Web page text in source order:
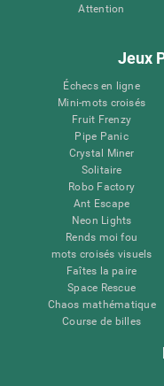
Attention
Jeux
Échecs en ligne
Mini-mots croisés
Fruit Frenzy
Pipe Panic
Crystal Miner
Solitaire
Robo Factory
Ant Escape
Neon Lights
Rends moi fou
mots croisés visuels
Faîtes la paire
Space Rescue
Chaos mathématique
Course de billes